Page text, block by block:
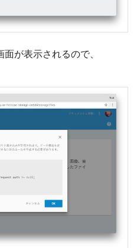
が表示されるので、